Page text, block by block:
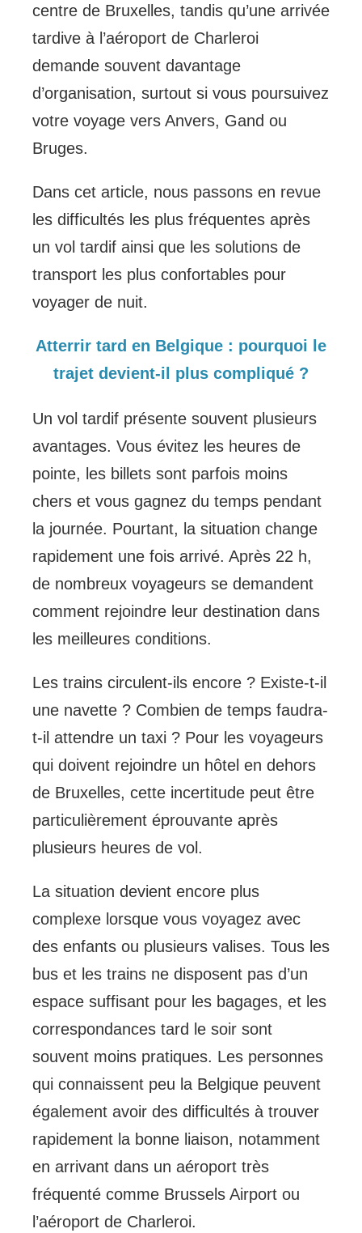
centre de Bruxelles, tandis qu’une arrivée
tardive à l’aéroport de Charleroi
demande souvent davantage
d’organisation, surtout si vous poursuivez
votre voyage vers Anvers, Gand ou
Bruges.
Dans cet article, nous passons en revue
les difficultés les plus fréquentes après
un vol tardif ainsi que les solutions de
transport les plus confortables pour
voyager de nuit.
Atterrir tard en Belgique : pourquoi le
trajet devient-il plus compliqué ?
Un vol tardif présente souvent plusieurs
avantages. Vous évitez les heures de
pointe, les billets sont parfois moins
chers et vous gagnez du temps pendant
la journée. Pourtant, la situation change
rapidement une fois arrivé. Après 22 h,
de nombreux voyageurs se demandent
comment rejoindre leur destination dans
les meilleures conditions.
Les trains circulent-ils encore ? Existe-t-il
une navette ? Combien de temps faudra-
t-il attendre un taxi ? Pour les voyageurs
qui doivent rejoindre un hôtel en dehors
de Bruxelles, cette incertitude peut être
particulièrement éprouvante après
plusieurs heures de vol.
La situation devient encore plus
complexe lorsque vous voyagez avec
des enfants ou plusieurs valises. Tous les
bus et les trains ne disposent pas d’un
espace suffisant pour les bagages, et les
correspondances tard le soir sont
souvent moins pratiques. Les personnes
qui connaissent peu la Belgique peuvent
également avoir des difficultés à trouver
rapidement la bonne liaison, notamment
en arrivant dans un aéroport très
fréquenté comme Brussels Airport ou
l’aéroport de Charleroi.